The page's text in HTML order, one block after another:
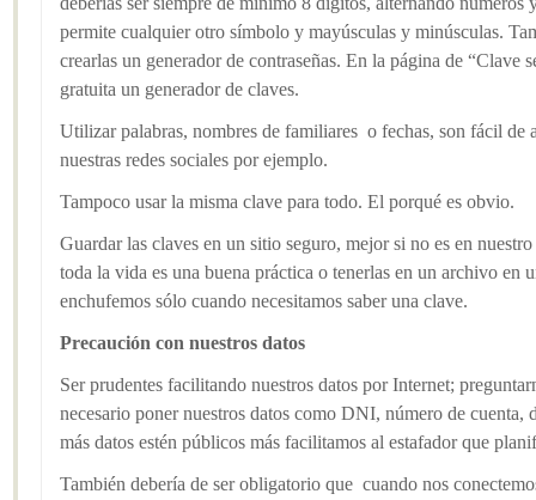
permite cualquier otro símbolo y mayúsculas y minúsculas.
crearlas un generador de contraseñas. En la página de “Clave
gratuita un generador de claves.
Utilizar palabras, nombres de familiares o fechas, son fácil de
nuestras redes sociales por ejemplo.
Tampoco usar la misma clave para todo. El porqué es obvio.
Guardar las claves en un sitio seguro, mejor si no es en
toda la vida es una buena práctica o tenerlas en un archivo en
enchufemos sólo cuando necesitamos saber una clave.
Precaución con nuestros datos
Ser prudentes facilitando nuestros datos por Internet;
necesario poner nuestros datos como DNI, número de
más datos estén públicos más facilitamos al estafador que
También debería de ser obligatorio que cuando nos